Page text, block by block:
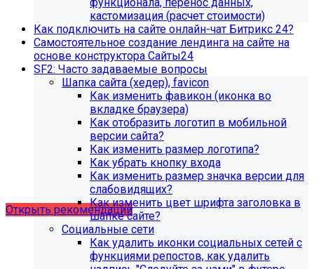
Рекомендации по безопасности
Открыть рекомендации
кастомизация (расчет стоимости)
Как подключить на сайте онлайн-чат Битрикс 24?
Самостоятельное создание лендинга на сайте на
основе конструктора Сайты24
SF2: Часто задаваемые вопросы
Шапка сайта (хедер), favicon
Как изменить фавикон (иконка во
вкладке браузера)
Как отобразить логотип в мобильной
версии сайта?
Как изменить размер логотипа?
Как убрать кнопку входа
Как изменить размер значка версии для
слабовидящих?
Как изменить цвет шрифта заголовка в
шапке сайте?
Социальные сети
Как удалить иконки социальных сетей с
функциями репостов, как удалить